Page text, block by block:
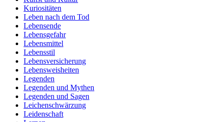
Kuriositäten
Leben nach dem Tod
Lebensende
Lebensgefahr
Lebensmittel
Lebensstil
Lebensversicherung
Lebensweisheiten
Legenden
Legenden und Mythen
Legenden und Sagen
Leichenschwärzung
Leidenschaft